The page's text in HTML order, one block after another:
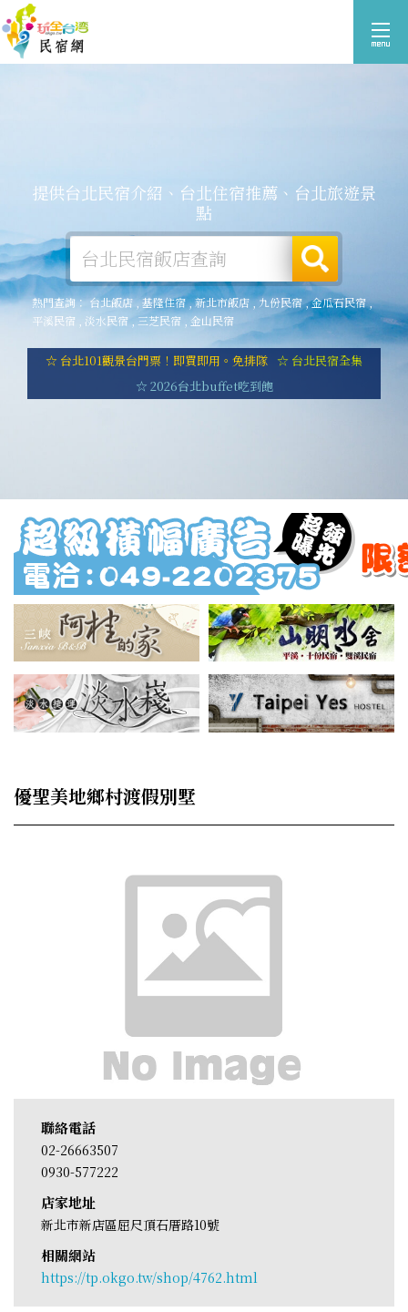
提供台北民宿介紹、台北住宿推薦、台北旅遊景
點
熱門查詢：台北飯店,基隆住宿,新北市飯店,九份民宿,金瓜石民宿,
平溪民宿
淡水民宿 三芝民宿 金山民宿
☆ 台北101觀景台門票！即買即用。免排隊 ☆ 台北民宿全集
☆ 2026台北buffet吃到飽
優聖美地鄉村渡假別墅
聯絡電話
02-26663507
0930-577222
店家地址
新北市新店區屈尺頂石厝路10號
相關網站
https://tp.okgo.tw/shop/4762.html